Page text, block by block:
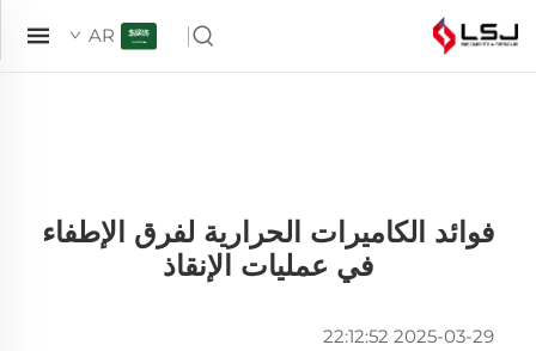
AR
فوائد الكاميرات الحرارية لفرق الإطفاء
في عمليات الإنقاذ
2025-03-29 22:12:52